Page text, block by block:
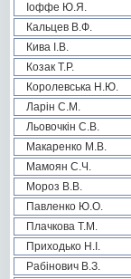
Іоффе Ю.Я.
Кальцев В.Ф.
Кива І.В.
Козак Т.Р.
Королевська Н.Ю.
Ларін С.М.
Льовочкін С.В.
Макаренко М.В.
Мамоян С.Ч.
Мороз В.В.
Павленко Ю.О.
Плачкова Т.М.
Приходько Н.І.
Рабінович В.З.